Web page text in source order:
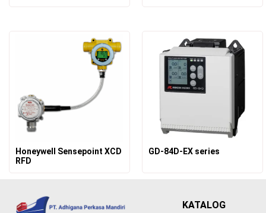
Honeywell Sensepoint XCD
RFD
GD-84D-EX series
KATALOG